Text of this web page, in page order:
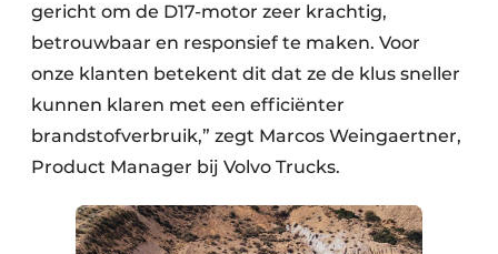
gericht om de D17-motor zeer krachtig,
betrouwbaar en responsief te maken. Voor
onze klanten betekent dit dat ze de klus sneller
kunnen klaren met een efficiënter
brandstofverbruik,” zegt Marcos Weingaertner,
Product Manager bij Volvo Trucks.